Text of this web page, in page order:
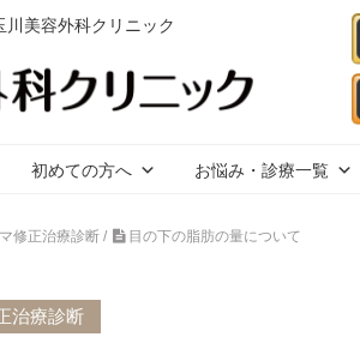
美容外科クリニック
初めての方へ お悩み・診療一覧
修正治療診断 / 目の下の脂肪の量について
治療診断